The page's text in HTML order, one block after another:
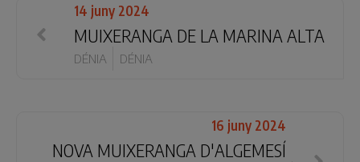
14 juny 2024
MUIXERANGA DE LA MARINA ALTA
DÉNIA DÉNIA
16 juny 2024
NOVA MUIXERANGA D'ALGEMESÍ